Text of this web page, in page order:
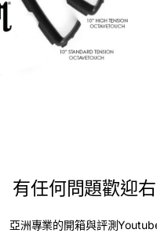
有任何問題歡迎
亞洲專業的開箱與評測